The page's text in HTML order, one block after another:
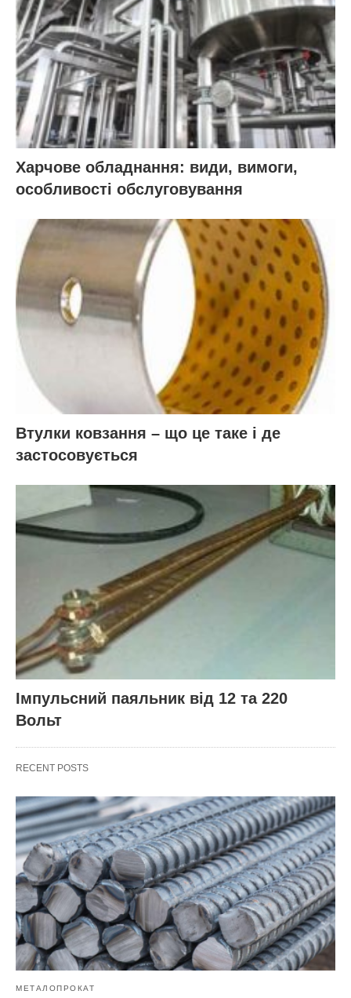
Харчове обладнання: види, вимоги,
особливості обслуговування
Втулки ковзання – що це таке і де
застосовується
Імпульсний паяльник від 12 та 220
Вольт
RECENT POSTS
МЕТАЛОПРОКАТ